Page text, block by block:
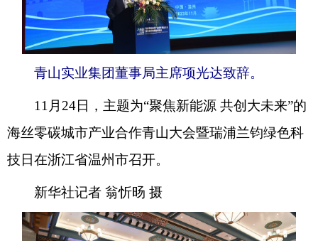
青山实业集团董事局主席项光达致辞。
11月24日，主题为“聚焦新能源 共创大未来”的
海丝零碳城市产业合作青山大会暨瑞浦兰钧绿色科
技日在浙江省温州市召开。
新华社记者 翁忻旸 摄